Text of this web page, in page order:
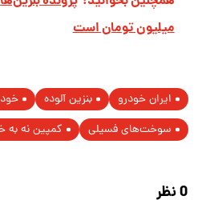
میلیون تومان است
ایران خودرو بنزین آلوده
سوخت‌های فسیلی
کمپین نه به
0 نظر